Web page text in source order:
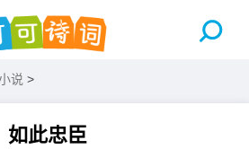
说 >
如此忠臣